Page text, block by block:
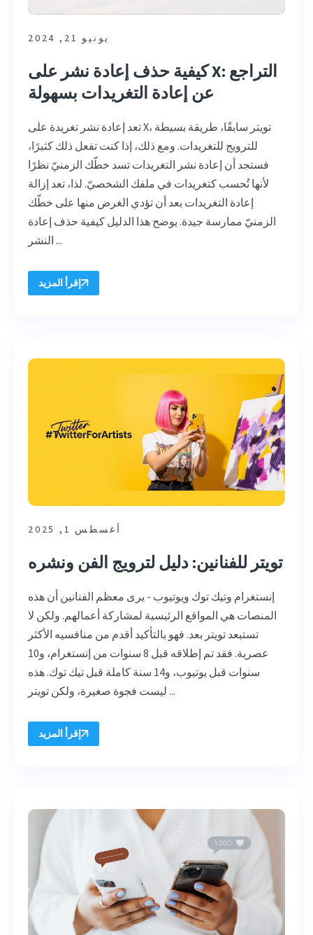
يونيو 21, 2024
كيفية حذف إعادة نشر على X: التراجع
عن إعادة التغريدات بسهولة
تعد إعادة نشر تغريدة على X، تويتر سابقًا، طريقة بسيطة
للترويج للتغريدات. ومع ذلك، إذا كنت تفعل ذلك كثيرًا،
فستجد أن إعادة نشر التغريدات تسد خطّك الزمنيّ نظرًا
لأنها تُحسب كتغريدات في ملفك الشخصيّ. لذا، تعد إزالة
إعادة التغريدات بعد أن تؤدي الغرض منها على خطّك
الزمنيّ ممارسة جيدة. يوضح هذا الدليل كيفية حذف إعادة
النشر ...
إقرأ المزيد
أغسطس 1, 2025
تويتر للفنانين: دليل لترويج الفن ونشره
إنستغرام وتيك توك ويوتيوب - يرى معظم الفنانين أن هذه
المنصات هي المواقع الرئيسية لمشاركة أعمالهم. ولكن لا
تستبعد تويتر بعد. فهو بالتأكيد أقدم من منافسيه الأكثر
عصرية. فقد تم إطلاقه قبل 8 سنوات من إنستغرام، و10
سنوات قبل يوتيوب، و14 سنة كاملة قبل تيك توك. هذه
ليست فجوة صغيرة، ولكن تويتر ...
إقرأ المزيد